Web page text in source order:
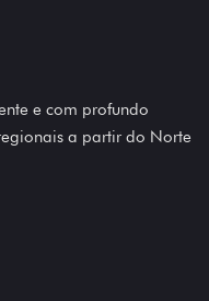
e com profundo
a partir do Norte